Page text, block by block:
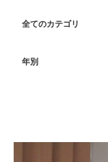
全てのカテゴリ
年別